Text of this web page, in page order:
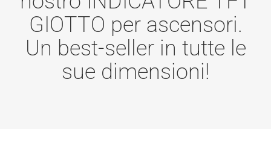
GIOTTO per ascensori.
Un best-seller in tutte le
sue dimensioni!